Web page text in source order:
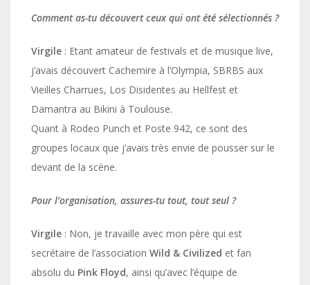
Comment as-tu découvert ceux qui ont été sélectionnés ?
Virgile : Etant amateur de festivals et de musique live,
j’avais découvert Cachemire à l’Olympia, SBRBS aux
Vieilles Charrues, Los Disidentes au Hellfest et
Damantra au Bikini à Toulouse.
Quant à Rodeo Punch et Poste 942, ce sont des
groupes locaux que j’avais très envie de pousser sur le
devant de la scène.
Pour l’organisation, assures-tu tout, tout seul ?
Virgile : Non, je travaille avec mon père qui est
secrétaire de l’association Wild & Civilized et fan
absolu du Pink Floyd, ainsi qu’avec l’équipe de